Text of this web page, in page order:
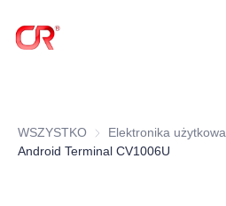
WSZYSTKO Elektronika użytkowa
Android Terminal CV1006U
Produkty